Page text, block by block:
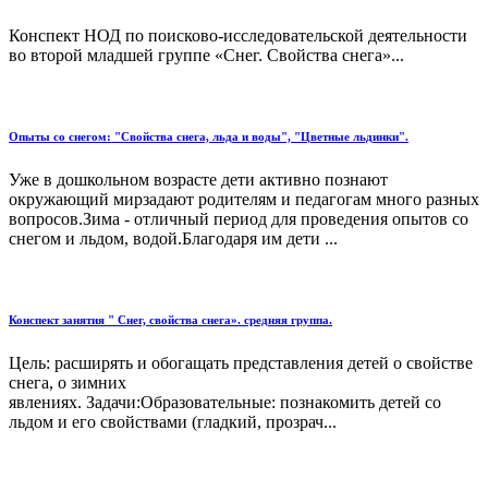
Конспект НОД по поисково-исследовательской деятельности
во второй младшей группе «Снег. Свойства снега»...
Опыты со снегом: "Свойства снега, льда и воды", "Цветные льдинки".
Уже в дошкольном возрасте дети активно познают
окружающий мирзадают родителям и педагогам много разных
вопросов.Зима - отличный период для проведения опытов со
снегом и льдом, водой.Благодаря им дети ...
Конспект занятия " Снег, свойства снега». средняя группа.
Цель: расширять и обогащать представления детей о свойстве
снега, о зимних
явлениях. Задачи:Образовательные: познакомить детей со
льдом и его свойствами (гладкий, прозрач...